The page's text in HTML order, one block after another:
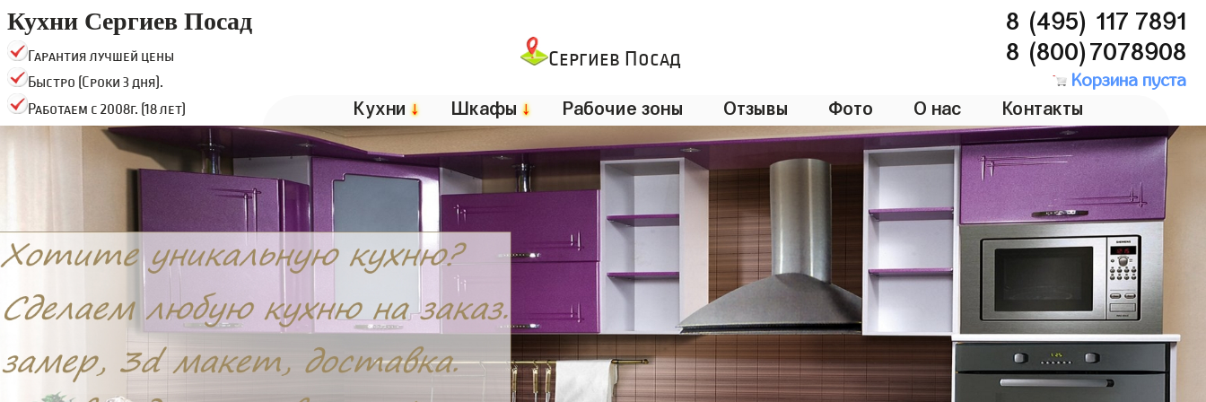
Кухни Сергиев Посад
Гарантия лучшей цены
Быстро (Сроки 3 дня).
Работаем с 2008г. (18 лет)
Сергиев Посад
8 (495) 117 7891
8 (800)7078908
Корзина пуста
Кухни↓ Шкафы↓ Рабочие зоны Отзывы Фото О нас Контакты